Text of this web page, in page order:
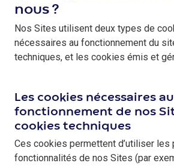
nous ?
Nos Sites utilisent deux types de
nécessaires au fonctionnement du
techniques, et les cookies émis et
Les cookies nécessaires au
fonctionnement de nos
cookies techniques
Ces cookies permettent d’utiliser les
fonctionnalités de nos Sites (par